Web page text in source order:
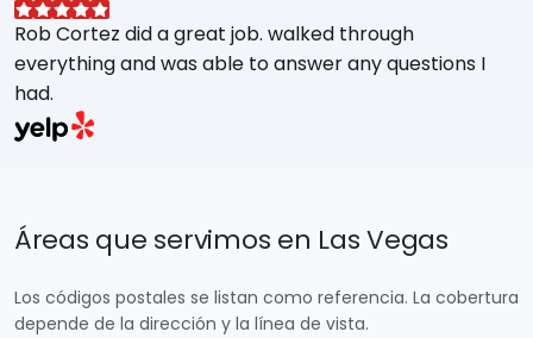
Rob Cortez did a great job. walked through
everything and was able to answer any questions I
had.
Áreas que servimos en Las Vegas
Los códigos postales se listan como referencia. La cobertura
depende de la dirección y la línea de vista.